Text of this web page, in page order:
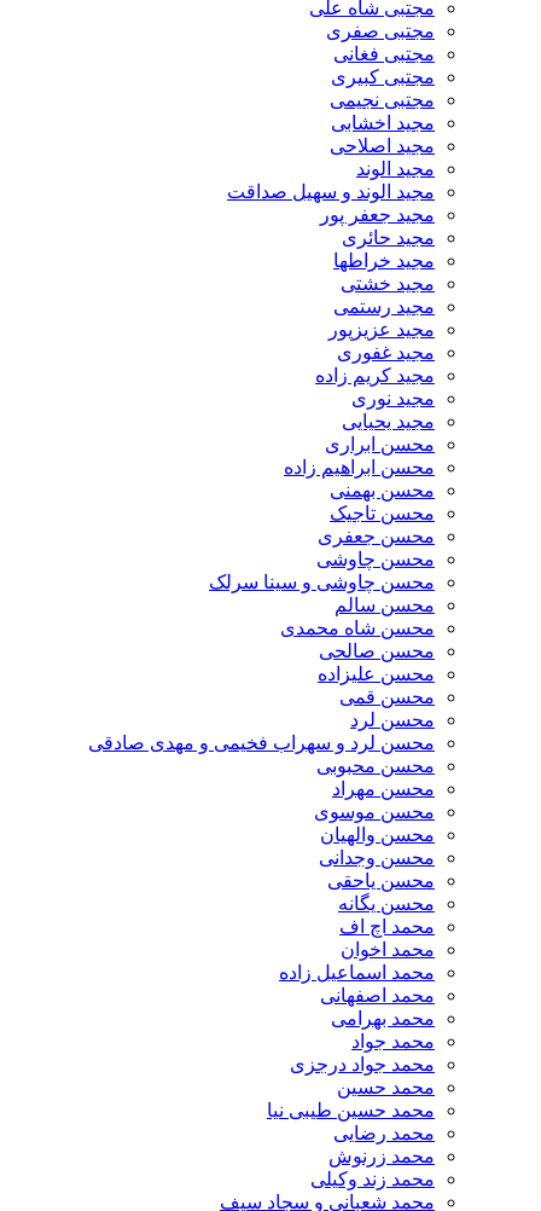
مجتبی شاه علی
مجتبی صفری
مجتبی فغانی
مجتبی کبیری
مجتبی نجیمی
مجید اخشابی
مجید اصلاحی
مجید الوند‎
مجید الوند و سهیل صداقت
مجید جعفر پور
مجید حائری
مجید خراطها
مجید خشتی
مجید رستمی
مجید عزیزپور
مجید غفوری
مجید کریم زاده
مجید نوری
مجید یحیایی
محسن ابراری
محسن ابراهیم زاده
محسن بهمنی
محسن تاجیک
محسن جعفری
محسن چاوشی
محسن چاوشی و سینا سرلک
محسن سالم
محسن شاه محمدی
محسن صالحی
محسن علیزاده
محسن قمی
محسن لرد
محسن لرد و سهراب فخیمی و مهدی صادقی
محسن محبوبی
محسن مهراد
محسن موسوی
محسن والهیان
محسن وجدانی
محسن یاحقی
محسن یگانه
محمد اچ اف
محمد اخوان
محمد اسماعیل زاده
محمد اصفهانی
محمد بهرامی
محمد جواد
محمد جواد درجزی
محمد حسین
محمد حسین طیبی نیا
محمد رضایی
محمد زرنوش
محمد زند وکیلی
محمد شعبانی و سجاد سیف